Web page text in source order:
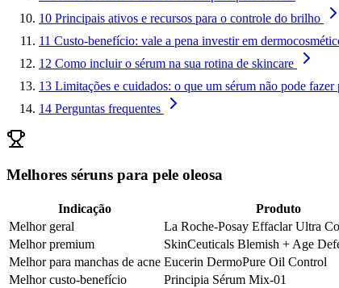
10 Principais ativos e recursos para o controle do brilho
11 Custo-benefício: vale a pena investir em
12 Como incluir o sérum na sua rotina de skincare
13 Limitações e cuidados: o que um sérum não pode fazer
14 Perguntas frequentes
Melhores séruns para pele oleosa
Indicação Produto
Melhor geral
La Roche-Posay Effaclar Ultra
Melhor premium
SkinCeuticals Blemish + Age
Melhor para manchas de acne Eucerin DermoPure Oil Control
Melhor custo-benefício
Principia Sérum Mix-01